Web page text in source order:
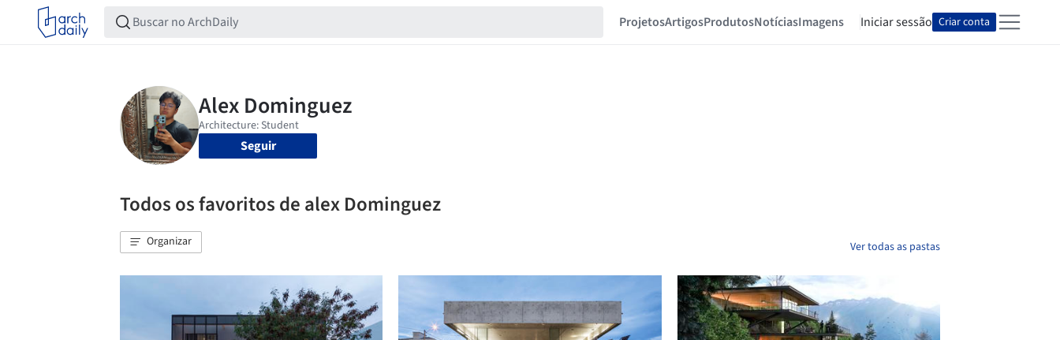
ProjetosArtigosProdutosNotíciasImagens Iniciar sessão Criar conta
Seguir
Todos os favoritos de alex Dominguez
Organizar Ver todas as pastas